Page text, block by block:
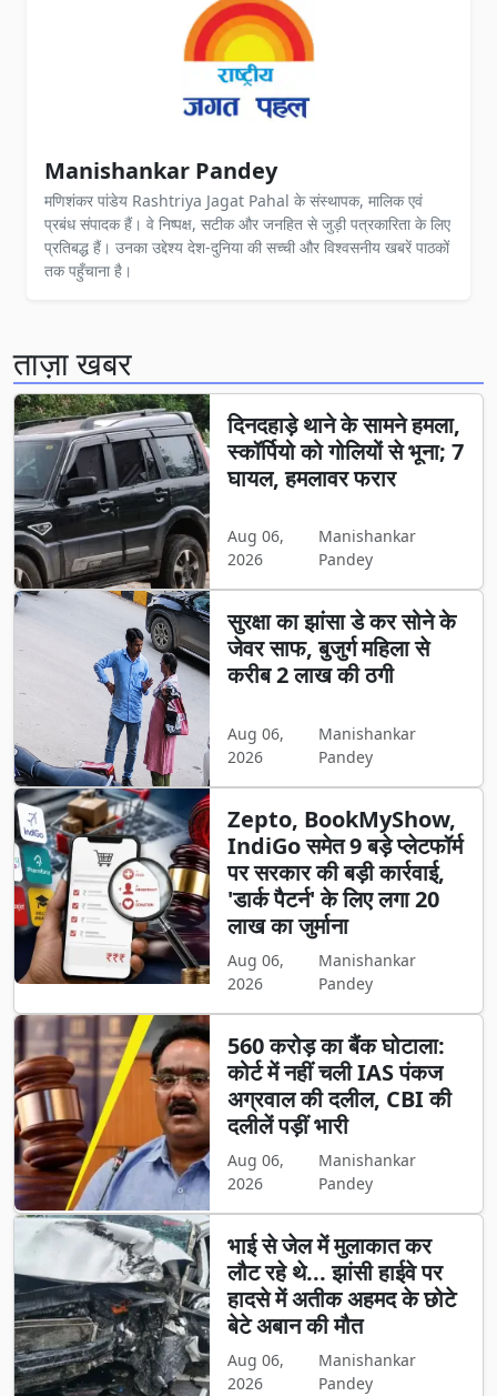
Manishankar Pandey
मणिशंकर पांडेय Rashtriya Jagat Pahal के संस्थापक, मालिक एवं
प्रबंध संपादक हैं। वे निष्पक्ष, सटीक और जनहित से जुड़ी पत्रकारिता के लिए
प्रतिबद्ध हैं। उनका उद्देश्य देश-दुनिया की सच्ची और विश्वसनीय खबरें पाठकों
तक पहुँचाना है।
ताज़ा खबर
दिनदहाड़े थाने के सामने हमला,
स्कॉर्पियो को गोलियों से भूना; 7
घायल, हमलावर फरार
Aug 06,
2026
Manishankar
Pandey
सुरक्षा का झांसा डे कर सोने के
जेवर साफ, बुजुर्ग महिला से
करीब 2 लाख की ठगी
Aug 06,
2026
Manishankar
Pandey
Zepto, BookMyShow,
IndiGo समेत 9 बड़े प्लेटफॉर्म
पर सरकार की बड़ी कार्रवाई,
'डार्क पैटर्न' के लिए लगा 20
लाख का जुर्माना
Aug 06,
2026
Manishankar
Pandey
560 करोड़ का बैंक घोटाला:
कोर्ट में नहीं चली IAS पंकज
अग्रवाल की दलील, CBI की
दलीलें पड़ीं भारी
Aug 06,
2026
Manishankar
Pandey
भाई से जेल में मुलाकात कर
लौट रहे थे... झांसी हाईवे पर
हादसे में अतीक अहमद के छोटे
बेटे अबान की मौत
Aug 06,
2026
Manishankar
Pandey